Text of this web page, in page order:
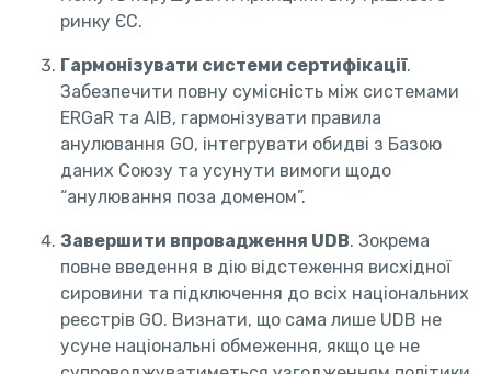
ринку ЄС.
Гармонізувати системи сертифікації.
Забезпечити повну сумісність між системами
ERGaR та AIB, гармонізувати правила
анулювання GO, інтегрувати обидві з Базою
даних Союзу та усунути вимоги щодо
“анулювання поза доменом”.
Завершити впровадження UDB. Зокрема
повне введення в дію відстеження висхідної
сировини та підключення до всіх національних
реєстрів GO. Визнати, що сама лише UDB не
усуне національні обмеження, якщо це не